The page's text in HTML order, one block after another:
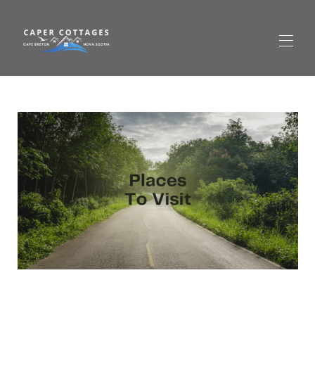
Alle Objekte ▾
Preise Cottage 3 (Rot) – Ferienhaus in Richmond
County
Jetzt buchen
Gallery Cottage 3 (Rot) – Ferienhaus in Richmond
County
Cabot Trail
Kontaktieren Sie uns
Häufig gestellte Fragen
Rund um Isle Madame ▾